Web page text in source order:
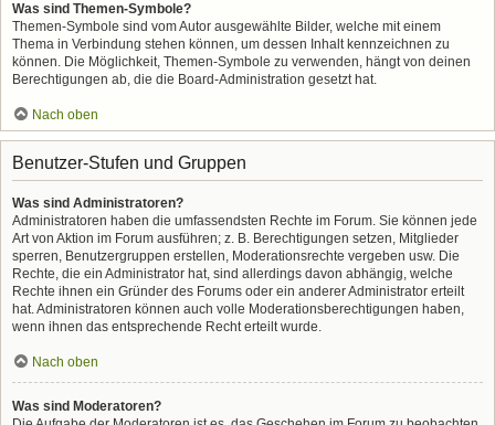
Was sind Themen-Symbole?
Themen-Symbole sind vom Autor ausgewählte Bilder, welche mit einem
Thema in Verbindung stehen können, um dessen Inhalt kennzeichnen zu
können. Die Möglichkeit, Themen-Symbole zu verwenden, hängt von deinen
Berechtigungen ab, die die Board-Administration gesetzt hat.
Nach oben
Benutzer-Stufen und Gruppen
Was sind Administratoren?
Administratoren haben die umfassendsten Rechte im Forum. Sie können jede
Art von Aktion im Forum ausführen; z. B. Berechtigungen setzen, Mitglieder
sperren, Benutzergruppen erstellen, Moderationsrechte vergeben usw. Die
Rechte, die ein Administrator hat, sind allerdings davon abhängig, welche
Rechte ihnen ein Gründer des Forums oder ein anderer Administrator erteilt
hat. Administratoren können auch volle Moderationsberechtigungen haben,
wenn ihnen das entsprechende Recht erteilt wurde.
Nach oben
Was sind Moderatoren?